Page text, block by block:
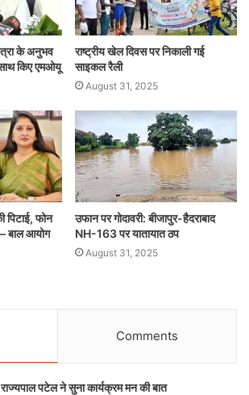
के अनुभव
किए एमओयू
राष्ट्रीय खेल दिवस पर निकाली गई
साइकल रैली
August 31, 2025
पिटाई, फोन
बाल आयोग
उफान पर गोदावरी: बीजापुर-हैदराबाद
NH-163 पर यातायात ठप
August 31, 2025
Comments
राज्यपाल पटेल ने सुना कार्यक्रम मन की बात